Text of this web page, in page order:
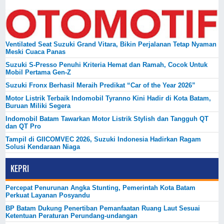
Ventilated Seat Suzuki Grand Vitara, Bikin Perjalanan Tetap Nyaman
Meski Cuaca Panas
Suzuki S-Presso Penuhi Kriteria Hemat dan Ramah, Cocok Untuk
Mobil Pertama Gen-Z
Suzuki Fronx Berhasil Meraih Predikat “Car of the Year 2026”
Motor Listrik Terbaik Indomobil Tyranno Kini Hadir di Kota Batam,
Buruan Miliki Segera
Indomobil Batam Tawarkan Motor Listrik Stylish dan Tangguh QT
dan QT Pro
Tampil di GIICOMVEC 2026, Suzuki Indonesia Hadirkan Ragam
Solusi Kendaraan Niaga
KEPRI
Percepat Penurunan Angka Stunting, Pemerintah Kota Batam
Perkuat Layanan Posyandu
BP Batam Dukung Penertiban Pemanfaatan Ruang Laut Sesuai
Ketentuan Peraturan Perundang-undangan